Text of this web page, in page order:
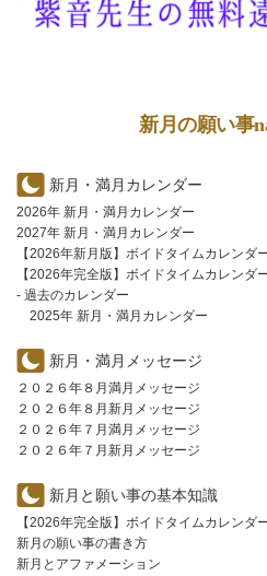
新月の願い事
新月・満月カレンダー
2026年 新月・満月カレンダー
2027年 新月・満月カレンダー
【2026年新月版】ボイドタイムカレンダ
【2026年完全版】ボイドタイムカレンダ
- 過去のカレンダー
2025年 新月・満月カレンダー
新月・満月メッセージ
２０２６年８月満月メッセージ
２０２６年８月新月メッセージ
２０２６年７月満月メッセージ
２０２６年７月新月メッセージ
新月と願い事の基本知識
【2026年完全版】ボイドタイムカレンダ
新月の願い事の書き方
新月とアファメーション